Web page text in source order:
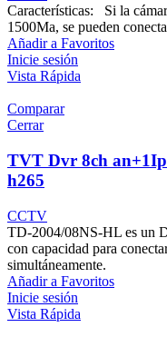
Características: Si la
1500Ma, se pueden
Añadir a Favoritos
Inicie sesión
Vista Rápida
Comparar
Cerrar
TVT Dvr 8ch
h265
CCTV
TD-2004/08NS-HL es un
con capacidad para
simultáneamente.
Añadir a Favoritos
Inicie sesión
Vista Rápida